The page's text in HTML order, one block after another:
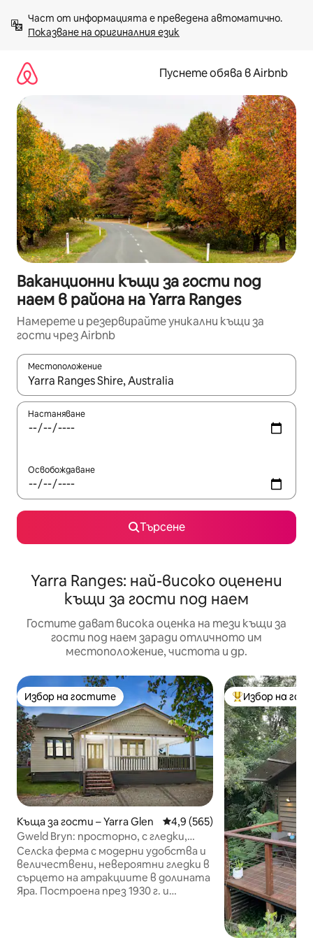
към
съдържанието
Показване на оригиналния език
Пуснете обява в Airbnb
Ваканционни къщи за гости под
наем в района на Yarra Ranges
Намерете и резервирайте уникални къщи за
гости чрез Airbnb
Местоположение
Когато резултатите се покажат, използвайте
Настаняване
Освобождаване
Търсене
Yarra Ranges: най-високо оценени
къщи за гости под наем
Гостите дават висока оценка на тези къщи за
гости под наем заради отличното им
местоположение, чистота и др.
Избор на гостите
Избор на гостите
Къща за гости – Yarra Glen Средна оценка: 4,9 от 5,
4,9 (565)
Gweld Bryn: просторно, с гледки,
сред места за сватби
Селска ферма с модерни удобства и
величествени, невероятни гледки в
сърцето на атракциите в долината
Яра. Построена през 1930 г. и
Най-популярен
Избор на